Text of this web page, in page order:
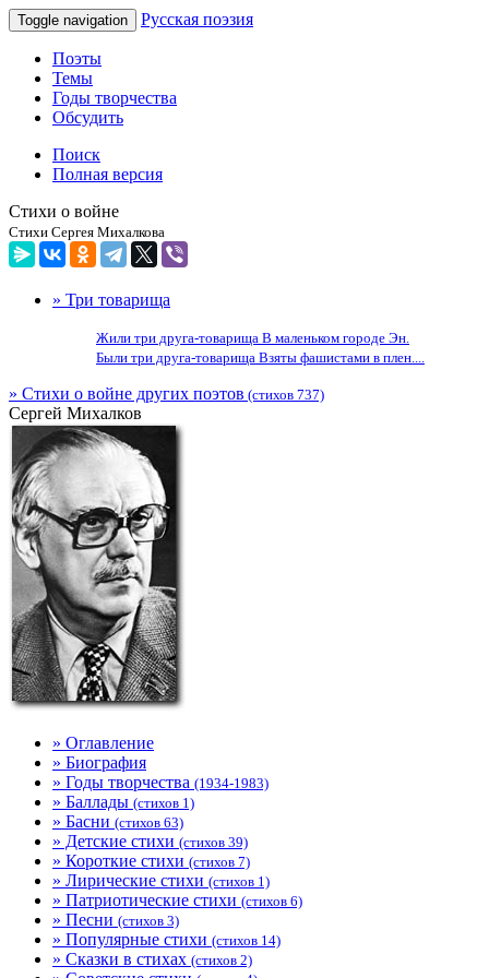
Toggle navigation Русская поэзия
Поэты
Темы
Годы творчества
Обсудить
Поиск
Полная версия
Стихи о войне
Стихи Сергея Михалкова
» Три товарища
Жили три друга-товарища В маленьком городе Эн.
Были три друга-товарища Взяты фашистами в плен....
» Стихи о войне других поэтов (стихов 737)
Сергей Михалков
» Оглавление
» Биография
» Годы творчества (1934-1983)
» Баллады (стихов 1)
» Басни (стихов 63)
» Детские стихи (стихов 39)
» Короткие стихи (стихов 7)
» Лирические стихи (стихов 1)
» Патриотические стихи (стихов 6)
» Песни (стихов 3)
» Популярные стихи (стихов 14)
» Сказки в стихах (стихов 2)